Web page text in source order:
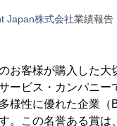
Japan株式会社業績報告
お客様が購入した大
ービス・カンパニ
多様性に優れた企業
。この名誉ある賞